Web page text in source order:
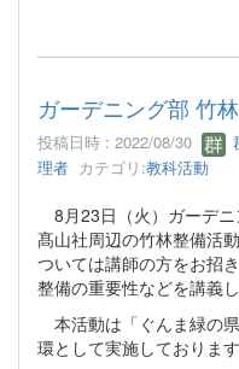
ガーデニング部 竹
投稿日時 : 2022/08/30
理者 カテゴリ:教科活動
8月23日（火）ガーデニ
髙山社周辺の竹林整備活
ついては講師の方をお招
整備の重要性などを講義
本活動は「ぐんま緑の
環として実施しております